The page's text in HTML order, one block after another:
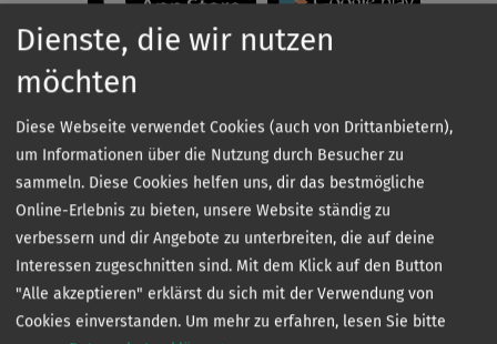
Kontakt
Dienste, die wir nutzen
möchten
Diese Webseite verwendet Cookies (auch von Drittanbietern),
um Informationen über die Nutzung durch Besucher zu
sammeln. Diese Cookies helfen uns, dir das bestmögliche
Online-Erlebnis zu bieten, unsere Website ständig zu
verbessern und dir Angebote zu unterbreiten, die auf deine
Interessen zugeschnitten sind. Mit dem Klick auf den Button
"Alle akzeptieren" erklärst du sich mit der Verwendung von
Cookies einverstanden. Um mehr zu erfahren, lesen Sie bitte